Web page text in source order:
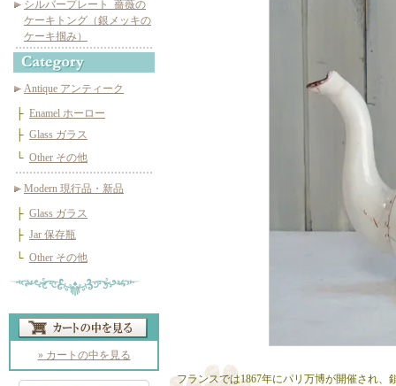
シルバープレート_薔薇の
ケーキトング（銀メッキの
ケーキ掴み）
Antique アンティーク
├ Enamel ホーロー
├ Glass ガラス
└ Other その他
Modern 現行品・新品
├ Glass ガラス
├ Jar 保存瓶
└ Other その他
» カートの中を見る
フランスでは1867年にパリ万博が開催され